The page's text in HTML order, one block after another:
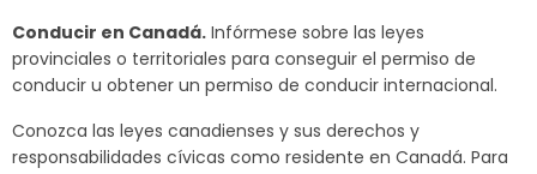
Conducir en Canadá. Infórmese sobre las leyes
provinciales o territoriales para conseguir el permiso de
conducir u obtener un permiso de conducir internacional.
Conozca las leyes canadienses y sus derechos y
responsabilidades cívicas como residente en Canadá. Para